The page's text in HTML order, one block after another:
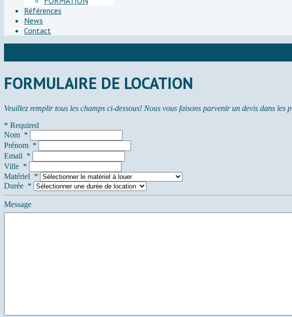
Références
News
Contact
FORMULAIRE DE LOCATION
Veuillez remplir tous les champs ci-dessous! Nous vous faisons parvenir un devis dans les
* Required
Nom *
Prénom *
Email *
Ville *
Matériel *
Durée *
Message